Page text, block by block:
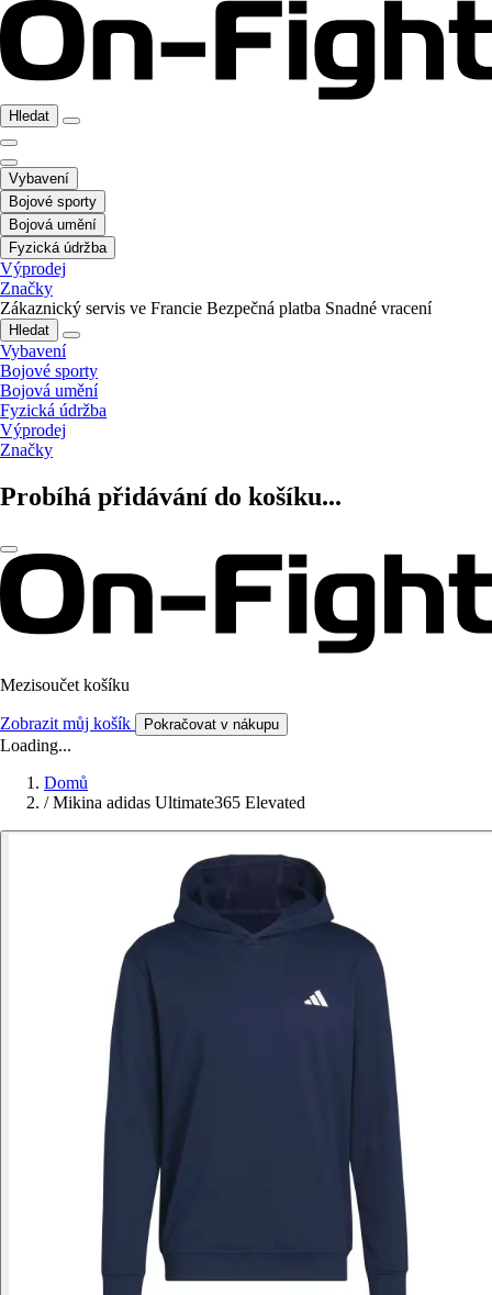
Hledat
Vybavení
Bojové sporty
Bojová umění
Fyzická údržba
Výprodej
Značky
Zákaznický servis ve Francie Bezpečná platba Snadné vracení
Hledat
Vybavení
Bojové sporty
Bojová umění
Fyzická údržba
Výprodej
Značky
Probíhá přidávání do košíku...
Mezisoučet košíku
Zobrazit můj košík Pokračovat v nákupu
Loading...
Domů
/ Mikina adidas Ultimate365 Elevated